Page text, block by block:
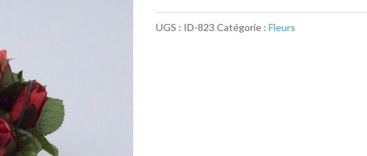
UGS : ID-823 Catégorie :Fleurs